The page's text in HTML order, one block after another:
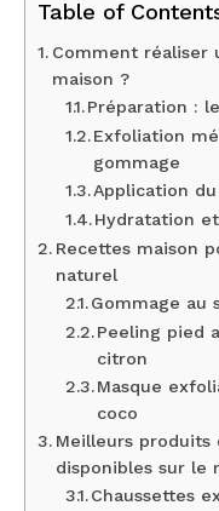
Table of
Comment réaliser
maison ?
Préparation :
Exfoliation
gommage
Application
Hydratation
Recettes maison
naturel
Gommage au
Peeling pied
citron
Masque
coco
Meilleurs produits
disponibles sur le
Chaussettes